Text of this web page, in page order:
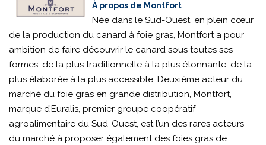
À propos de Montfort
Née dans le Sud-Ouest, en plein cœur
de la production du canard à foie gras, Montfort a pour
ambition de faire découvrir le canard sous toutes ses
formes, de la plus traditionnelle à la plus étonnante, de la
plus élaborée à la plus accessible. Deuxième acteur du
marché du foie gras en grande distribution, Montfort,
marque d’Euralis, premier groupe coopératif
agroalimentaire du Sud-Ouest, est l’un des rares acteurs
du marché à proposer également des foies gras de